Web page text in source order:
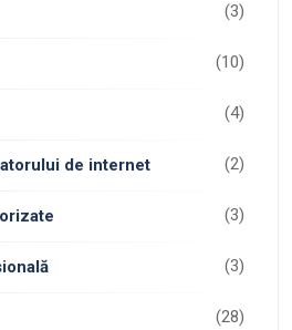
(3)
(10)
(4)
de internet (2)
(3)
(3)
(28)